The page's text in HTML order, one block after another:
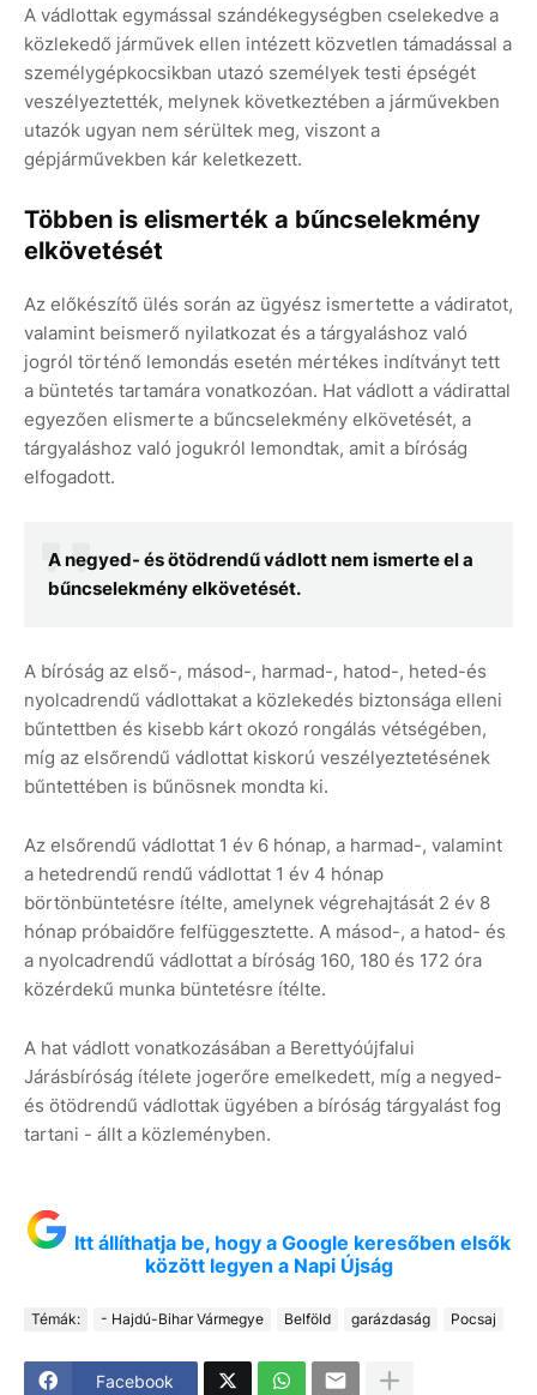
A vádlottak egymással szándékegységben cselekedve a
közlekedő járművek ellen intézett közvetlen támadással a
személygépkocsikban utazó személyek testi épségét
veszélyeztették, melynek következtében a járművekben
utazók ugyan nem sérültek meg, viszont a
gépjárművekben kár keletkezett.
Többen is elismerték a bűncselekmény
elkövetését
Az előkészítő ülés során az ügyész ismertette a vádiratot,
valamint beismerő nyilatkozat és a tárgyaláshoz való
jogról történő lemondás esetén mértékes indítványt tett
a büntetés tartamára vonatkozóan. Hat vádlott a vádirattal
egyezően elismerte a bűncselekmény elkövetését, a
tárgyaláshoz való jogukról lemondtak, amit a bíróság
elfogadott.
A negyed- és ötödrendű vádlott nem ismerte el a
bűncselekmény elkövetését.
A bíróság az első-, másod-, harmad-, hatod-, heted-és
nyolcadrendű vádlottakat a közlekedés biztonsága elleni
bűntettben és kisebb kárt okozó rongálás vétségében,
míg az elsőrendű vádlottat kiskorú veszélyeztetésének
bűntettében is bűnösnek mondta ki.
Az elsőrendű vádlottat 1 év 6 hónap, a harmad-, valamint
a hetedrendű rendű vádlottat 1 év 4 hónap
börtönbüntetésre ítélte, amelynek végrehajtását 2 év 8
hónap próbaidőre felfüggesztette. A másod-, a hatod- és
a nyolcadrendű vádlottat a bíróság 160, 180 és 172 óra
közérdekű munka büntetésre ítélte.
A hat vádlott vonatkozásában a Berettyóújfalui
Járásbíróság ítélete jogerőre emelkedett, míg a negyed-
és ötödrendű vádlottak ügyében a bíróság tárgyalást fog
tartani - állt a közleményben.
Itt állíthatja be, hogy a Google keresőben elsők
között legyen a Napi Újság
Témák: - Hajdú-Bihar Vármegye Belföld garázdaság Pocsaj
Facebook